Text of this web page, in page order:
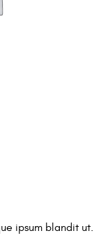
ipsum blandit ut.